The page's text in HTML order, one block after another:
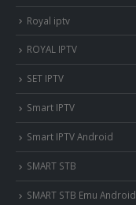
Royal iptv
ROYAL IPTV
SET IPTV
Smart IPTV
Smart IPTV Android
SMART STB
SMART STB Emu Android